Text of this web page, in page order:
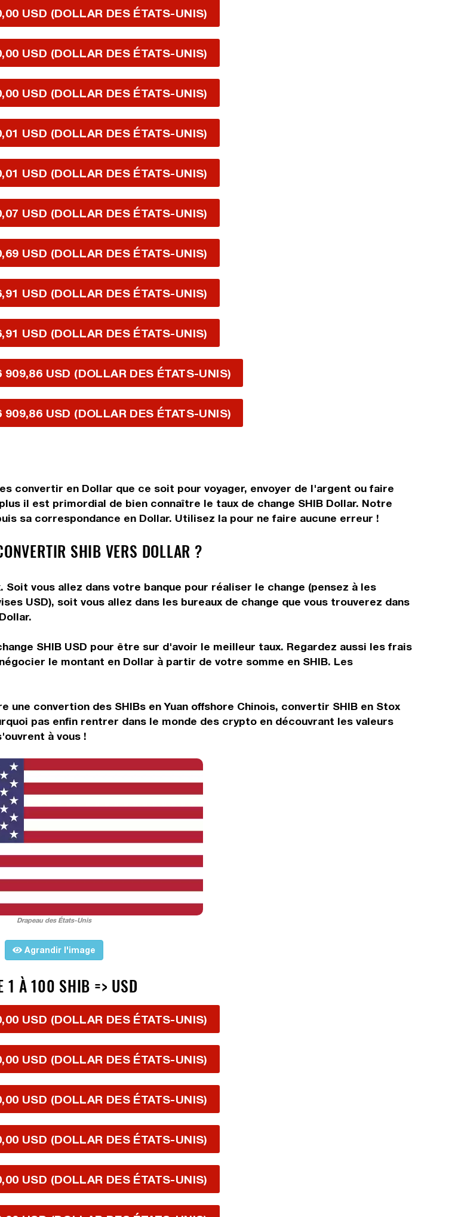
USD (DOLLAR DES ÉTATS-UNIS)
USD (DOLLAR DES ÉTATS-UNIS)
USD (DOLLAR DES ÉTATS-UNIS)
USD (DOLLAR DES ÉTATS-UNIS)
USD (DOLLAR DES ÉTATS-UNIS)
USD (DOLLAR DES ÉTATS-UNIS)
USD (DOLLAR DES ÉTATS-UNIS)
USD (DOLLAR DES ÉTATS-UNIS)
USD (DOLLAR DES ÉTATS-UNIS)
909,86 USD (DOLLAR DES ÉTATS-UNIS)
909,86 USD (DOLLAR DES ÉTATS-UNIS)
convertir en Dollar que ce soit pour voyager, envoyer de l'argent ou faire
il est primordial de bien connaître le taux de change SHIB Dollar. Notre
sa correspondance en Dollar. Utilisez la pour ne faire aucune erreur !
SHIB VERS DOLLAR ?
Soit vous allez dans votre banque pour réaliser le change (pensez à les
USD), soit vous allez dans les bureaux de change que vous trouverez dans
SHIB USD pour être sur d'avoir le meilleur taux. Regardez aussi les frais
le montant en Dollar à partir de votre somme en SHIB. Les
une convertion des SHIBs en Yuan offshore Chinois, convertir SHIB en Stox
pas enfin rentrer dans le monde des crypto en découvrant les valeurs
à vous !
Drapeau des États-Unis
Agrandir l'image
1 À 100 SHIB => USD
USD (DOLLAR DES ÉTATS-UNIS)
USD (DOLLAR DES ÉTATS-UNIS)
USD (DOLLAR DES ÉTATS-UNIS)
USD (DOLLAR DES ÉTATS-UNIS)
USD (DOLLAR DES ÉTATS-UNIS)